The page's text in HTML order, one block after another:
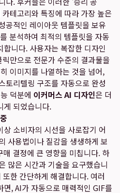
테고리와 특징에 따라 가장 높은
공적인 레이아웃 템플릿을 보유
분석하여 최적의 템플릿을 자동
니다. 사용자는 복잡한 디자인
만으로 전문가 수준의 결과물을
이미지를 나열하는 것을 넘어,
토리텔링 구조를 자동으로 완성
덕분에 이커머스 AI 디자인은 더
게 되었습니다.
소비자의 시선을 사로잡기 어
사용법이나 질감을 생생하게 보
결정에 큰 영향을 미칩니다. 하
많은 시간과 기술을 요구했습니
또한 간단하게 해결합니다. 여러
, AI가 자동으로 매력적인 GIF를